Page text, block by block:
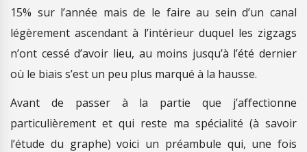
15% sur l’année mais de le faire au sein d’un canal
légèrement ascendant à l’intérieur duquel les zigzags
n’ont cessé d’avoir lieu, au moins jusqu’à l’été dernier
où le biais s’est un peu plus marqué à la hausse.
Avant de passer à la partie que j’affectionne
particulièrement et qui reste ma spécialité (à savoir
l’étude du graphe) voici un préambule qui, une fois